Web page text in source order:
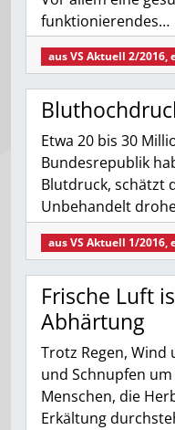
funktionierendes…
ausVS Aktuell 2/2016,
Etwa 20 bis 30
Bundesrepublik
Blutdruck, schätzt
Unbehandelt
ausVS Aktuell 1/2016,
Frische Luft
Abhärtung
Trotz Regen, Wind
und Schnupfen
Menschen, die
Erkältung